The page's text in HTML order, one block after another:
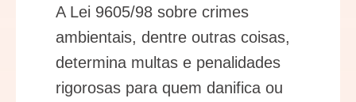
A Lei 9605/98 sobre crimes
ambientais, dentre outras coisas,
determina multas e penalidades
rigorosas para quem danifica ou